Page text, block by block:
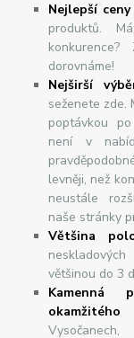
Nejlepší
produktů.
dorovnáme!
Nejširšívýbě
seženete zde.
poptávkou
není v
levněji, než
neustále
naše stránky
Většina
většinou do 3
Kamenná
okamžitého